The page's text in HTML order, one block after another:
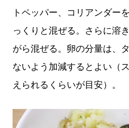
トペッパー、コリアンダー
っくりと混ぜる。さらに溶
がら混ぜる。卵の分量は、
ないよう加減するとよい（
えられるくらいが目安）。